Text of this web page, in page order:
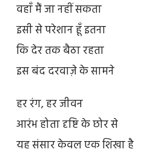
वहाँ मैं जा नहीं सकता
इसी से परेशान हूँ इतना
कि देर तक बैठा रहता
इस बंद दरवाज़े के सामने
हर रंग, हर जीवन
आरंभ होता दृष्टि के छोर से
यह संसार केवल एक शिखा है